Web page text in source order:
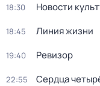
18:30 Новости
18:45 Линия жизни
19:40 Ревизор
22:55 Сердца